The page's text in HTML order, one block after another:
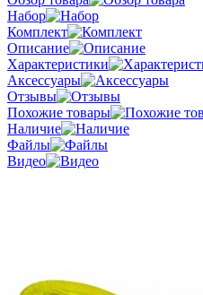
Набор
Комплект
Описание
Характеристики
Аксессуары
Отзывы
Похожие товары
Наличие
Файлы
Видео